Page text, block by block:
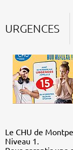
URGENCES
Le CHU de
Niveau 1.